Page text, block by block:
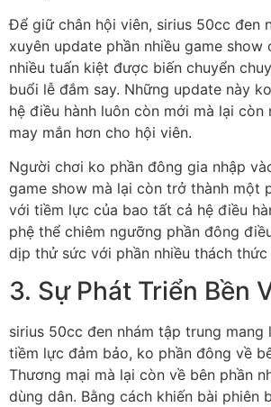
Để giữ chân hội viên, sirius 50cc đen
xuyên update phần nhiều game show
nhiều tuấn kiệt được biến chuyển
buổi lễ đắm say. Những update này
hệ điều hành luôn còn mới mà lại còn
may mắn hơn cho hội viên.
Người chơi ko phần đông gia nhập
game show mà lại còn trở thành một
với tiềm lực của bao tất cả hệ điều
phệ thể chiêm ngưỡng phần đông
dịp thử sức với phần nhiều thách thức
3. Sự Phát Triển Bền
sirius 50cc đen nhám tập trung mang
tiềm lực đảm bảo, ko phần đông về
Thương mại mà lại còn về bên phần
dùng dân. Bằng cách khiến bài phiên